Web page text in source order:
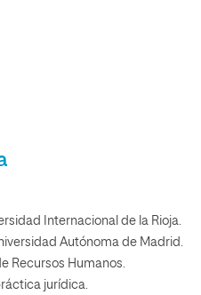
Internacional de la Rioja.
Autónoma de Madrid.
Recursos Humanos.
jurídica.